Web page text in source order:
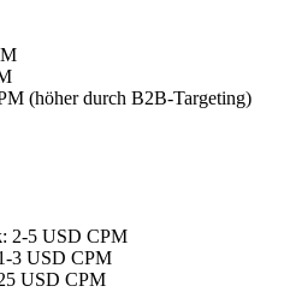
(höher durch B2B-Targeting)
: 2-5 USD CPM
3 USD CPM
USD CPM